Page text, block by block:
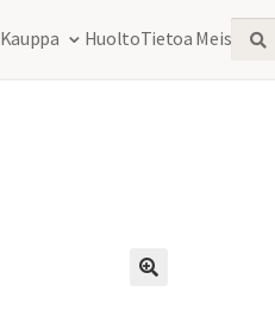
Kauppa HuoltoTietoa MeistäEtsi:
Haku